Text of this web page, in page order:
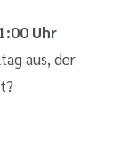
Uhr
aus, der